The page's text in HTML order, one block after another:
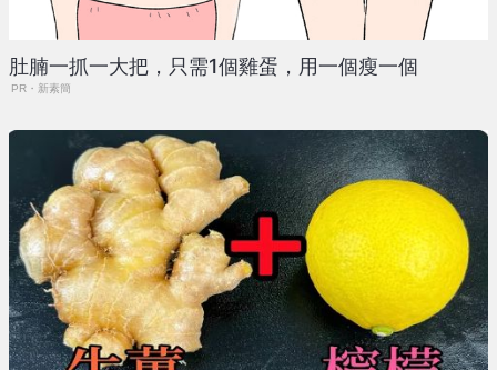
肚腩一抓一大把，只需1個雞蛋，用一個瘦一個
PR・新素簡